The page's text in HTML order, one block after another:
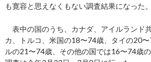
も寛容と思えなくもない調査結果になった。
表中の国のうち、カナダ、アイルランド
カ、トルコ、米国の18〜74歳、タイの20
ルの21〜74歳、その他の国では16〜74歳の